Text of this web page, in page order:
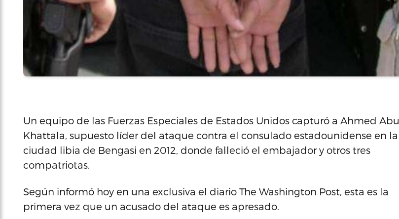
Un equipo de las Fuerzas Especiales de Estados Unidos capturó a Ahmed Abu
Khattala, supuesto líder del ataque contra el consulado estadounidense en la
ciudad libia de Bengasi en 2012, donde falleció el embajador y otros tres
compatriotas.
Según informó hoy en una exclusiva el diario The Washington Post, esta es la
primera vez que un acusado del ataque es apresado.